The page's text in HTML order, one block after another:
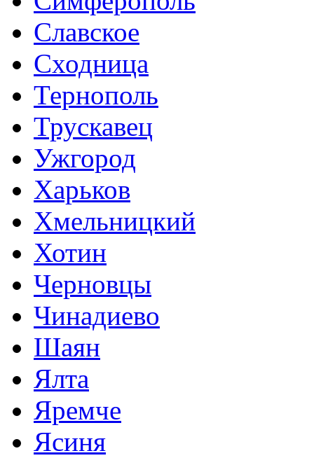
Славское
Сходница
Тернополь
Трускавец
Ужгород
Харьков
Хмельницкий
Хотин
Черновцы
Чинадиево
Шаян
Ялта
Яремче
Ясиня